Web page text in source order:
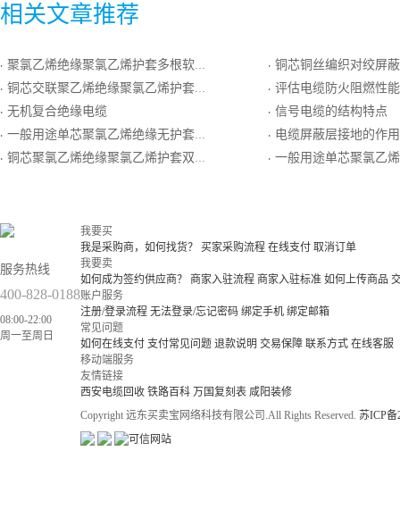
相关文章推荐
· 聚氯乙烯绝缘聚氯乙烯护套多根软导体扁形软电线RVVB
· 铜芯交联聚乙烯绝缘聚氯乙烯护套铜丝屏蔽软导体控制电缆
· 无机复合绝缘电缆
· 一般用途单芯聚氯乙烯绝缘无护套多根软导体电缆
· 铜芯聚氯乙烯绝缘聚氯乙烯护套双钢带铠装计算机电缆
· 铜芯铜丝编织对绞屏蔽交联聚乙烯绝缘聚氯乙烯
· 评估电缆防火阻燃性
· 信号电缆的结构特点
· 电缆屏蔽层接地的作用
· 一般用途单芯聚氯乙烯绝缘无护
服务热线
400-828-0188
08:00-22:00
周一至周日
我要买
我是采购商，如何找货？
买家采购流程 在线支付 取消订单
我要卖
如何成为签约供应商？
商家入驻流程 商家入驻标准 如何上传商品
账户服务
注册/登录流程 无法登录/忘记密码 绑定手机 绑定邮箱
常见问题
如何在线支付 支付常见问题 退款说明 交易保障 联系方式 在线客服
移动端服务
友情链接
西安电缆回收 铁路百科 万国复刻表 咸阳装修
Copyright 远东买卖宝网络科技有限公司.All Rights Reserved. 苏ICP备